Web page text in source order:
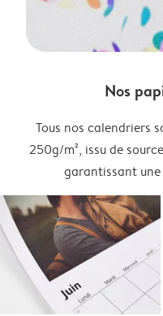
Nos
Tous nos calendriers
250g/m², issu de
garantissant